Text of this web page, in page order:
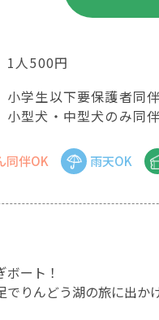
1人500円
小学生以下要保護者同
小型犬・中型犬のみ同
同伴OK 雨天OK
ート！
でりんどう湖の旅に出か